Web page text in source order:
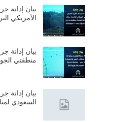
بيان إدانة
الأمريكي
منطقتي
بيان إدانة
السعودي